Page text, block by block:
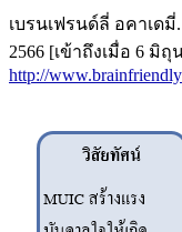
เบรนเฟรนด์ลี่ อคาเดมี่
2566 [เข้าถึงเมื่อ 6 มิถุ
http://www.brainfriendly